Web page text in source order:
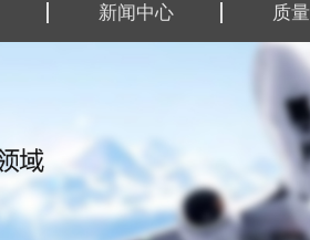
新闻中心
技术资料
质
执
行
工
工